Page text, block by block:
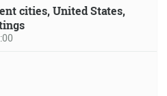
cities, United States,